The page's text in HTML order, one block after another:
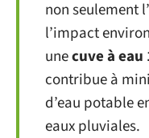
non seulement
l’impact
unecuve à eau
contribue à
d’eau potable
eaux pluviales.